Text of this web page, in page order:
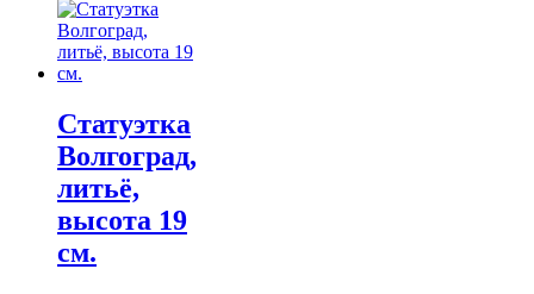
Статуэтка
Волгоград,
литьё,
высота 19
см.